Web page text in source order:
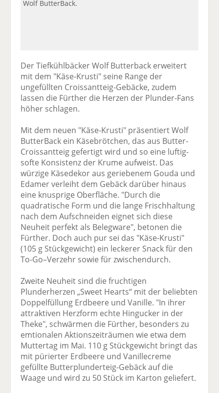
Wolf ButterBack.
Der Tiefkühlbäcker Wolf Butterback erweitert
mit dem "Käse-Krusti" seine Range der
ungefüllten Croissantteig-Gebäcke, zudem
lassen die Fürther die Herzen der Plunder-Fans
höher schlagen.
Mit dem neuen "Käse-Krusti" präsentiert Wolf
ButterBack ein Käsebrötchen, das aus Butter-
Croissantteig gefertigt wird und so eine luftig-
softe Konsistenz der Krume aufweist. Das
würzige Käsedekor aus geriebenem Gouda und
Edamer verleiht dem Gebäck darüber hinaus
eine knusprige Oberfläche. "Durch die
quadratische Form und die lange Frischhaltung
nach dem Aufschneiden eignet sich diese
Neuheit perfekt als Belegware", betonen die
Fürther. Doch auch pur sei das "Käse-Krusti"
(105 g Stückgewicht) ein leckerer Snack für den
To-Go–Verzehr sowie für zwischendurch.
Zweite Neuheit sind die fruchtigen
Plunderherzen „Sweet Hearts“ mit der beliebten
Doppelfüllung Erdbeere und Vanille. "In ihrer
attraktiven Herzform echte Hingucker in der
Theke", schwärmen die Fürther, besonders zu
emtionalen Aktionszeiträumen wie etwa dem
Muttertag im Mai. 110 g Stückgewicht bringt das
mit pürierter Erdbeere und Vanillecreme
gefüllte Butterplunderteig-Gebäck auf die
Waage und wird zu 50 Stück im Karton geliefert.